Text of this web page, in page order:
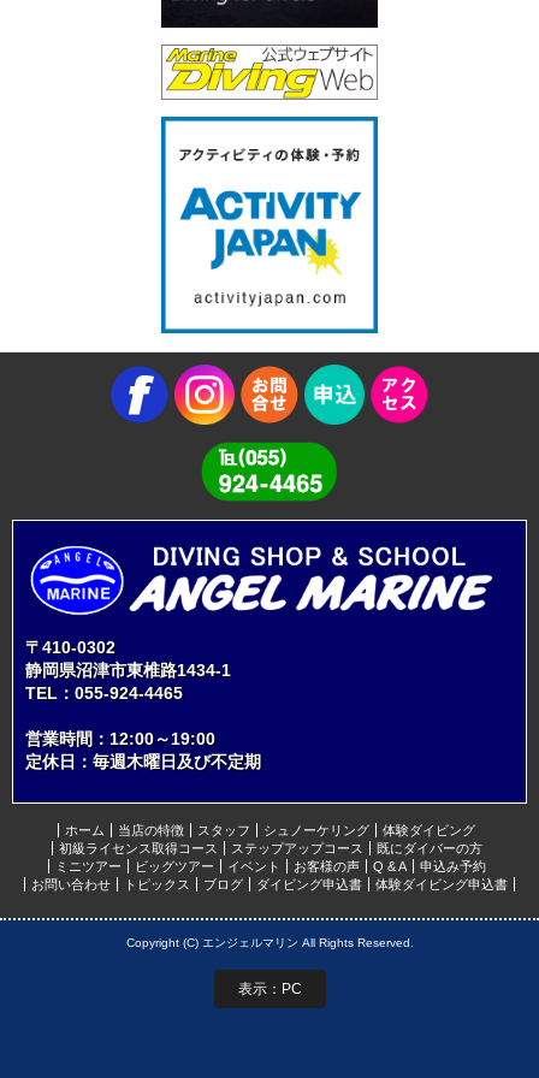
〒410-0302
静岡県沼津市東椎路1434-1
TEL： 055-924-4465
営業時間：12:00～19:00
定休日：毎週木曜日及び不定期
ホーム 当店の特徴 スタッフ シュノーケリング
体験ダイビング
初級ライセンス取得コース
ステップアップコース
既にダイバーの方
ミニツアー
ビッグツアー イベント お客様の声 Q & A
申込み予約
お問い合わせ
トピックス ブログ ダイビング申込書 体験ダイビング申込書
Copyright (C) エンジェルマリン All Rights Reserved.
表示：PC